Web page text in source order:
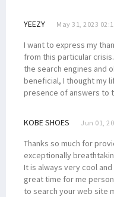
YEEZY May 31, 2023
I want to express my
from this particular
the search engines and
beneficial, I thought my
presence of answers to
KOBE SHOES Jun 01,
Thanks so much for
exceptionally
It is always very cool
great time for me
to search your web site